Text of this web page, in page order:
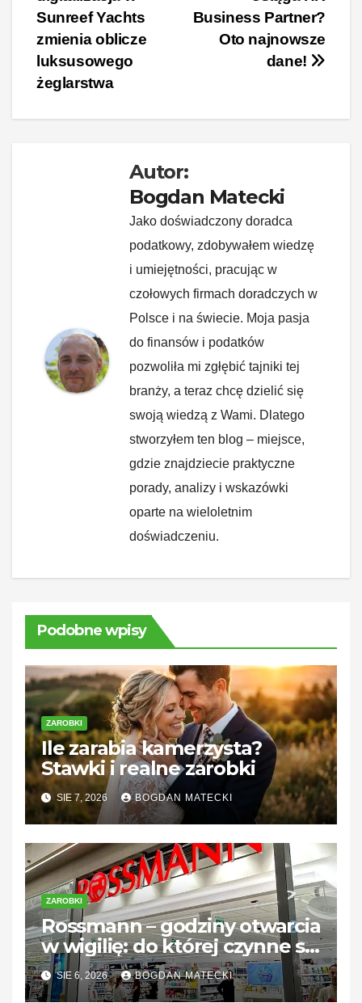
b
o
o
k
st
t
Li
n
k
Business Partner?
Oto najnowsze
dane!
Sunreef Yachts
zmienia oblicze
luksusowego
żeglarstwa
Autor:
Bogdan Matecki
Jako doświadczony doradca
podatkowy, zdobywałem wiedzę
i umiejętności, pracując w
czołowych firmach doradczych w
Polsce i na świecie. Moja pasja
do finansów i podatków
pozwoliła mi zgłębić tajniki tej
branży, a teraz chcę dzielić się
swoją wiedzą z Wami. Dlatego
stworzyłem ten blog – miejsce,
gdzie znajdziecie praktyczne
porady, analizy i wskazówki
oparte na wieloletnim
doświadczeniu.
Podobne wpisy
ZAROBKI
Ile zarabia kamerzysta?
Stawki i realne zarobki
SIE 7, 2026 BOGDAN MATECKI
ZAROBKI
Rossmann – godziny otwarcia
w wigilię: do której czynne są
sklepy?
SIE 6, 2026 BOGDAN MATECKI